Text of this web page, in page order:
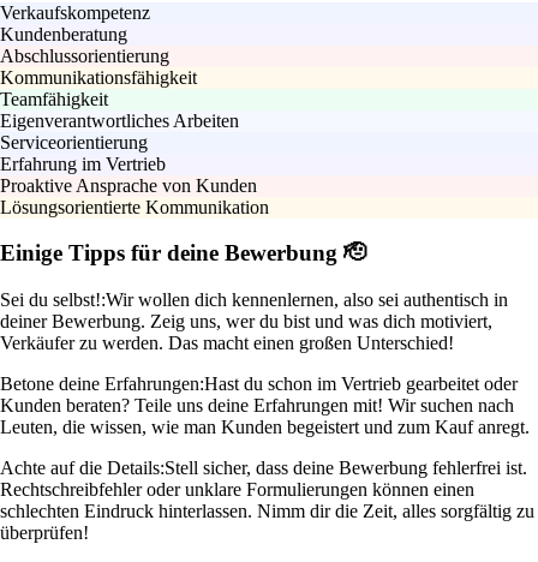
Verkaufskompetenz
Kundenberatung
Abschlussorientierung
Kommunikationsfähigkeit
Teamfähigkeit
Eigenverantwortliches Arbeiten
Serviceorientierung
Erfahrung im Vertrieb
Proaktive Ansprache von Kunden
Lösungsorientierte Kommunikation
Einige Tipps für deine Bewerbung 🫡
Sei du selbst!:Wir wollen dich kennenlernen, also sei authentisch in
deiner Bewerbung. Zeig uns, wer du bist und was dich motiviert,
Verkäufer zu werden. Das macht einen großen Unterschied!
Betone deine Erfahrungen:Hast du schon im Vertrieb gearbeitet oder
Kunden beraten? Teile uns deine Erfahrungen mit! Wir suchen nach
Leuten, die wissen, wie man Kunden begeistert und zum Kauf anregt.
Achte auf die Details:Stell sicher, dass deine Bewerbung fehlerfrei ist.
Rechtschreibfehler oder unklare Formulierungen können einen
schlechten Eindruck hinterlassen. Nimm dir die Zeit, alles sorgfältig zu
überprüfen!